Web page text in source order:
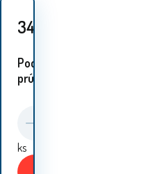
34.60
Podobné
prúdy:
ks